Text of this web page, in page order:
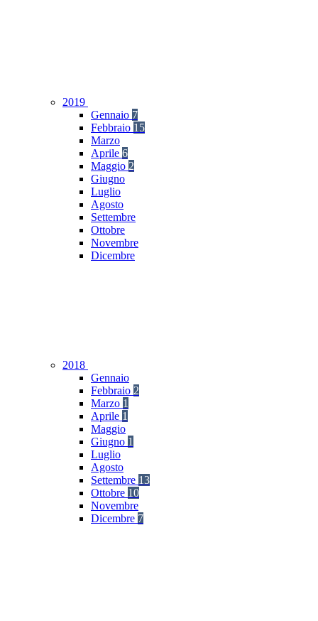
2019
Gennaio 7
Febbraio 15
Marzo
Aprile 6
Maggio 2
Giugno
Luglio
Agosto
Settembre
Ottobre
Novembre
Dicembre
2018
Gennaio
Febbraio 2
Marzo 1
Aprile 1
Maggio
Giugno 1
Luglio
Agosto
Settembre 13
Ottobre 10
Novembre
Dicembre 7